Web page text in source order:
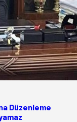
Düzenleme